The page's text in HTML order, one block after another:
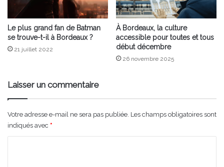
Le plus grand fan de Batman
se trouve-t-il à Bordeaux ?
21 juillet 2022
À Bordeaux, la culture
accessible pour toutes et tous
début décembre
26 novembre 2025
Laisser un commentaire
Votre adresse e-mail ne sera pas publiée. Les champs obligatoires sont
indiqués avec *